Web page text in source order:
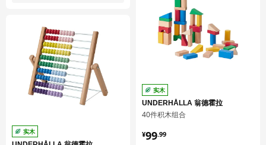
实木
实木
UNDERHÅLLA 翁德霍拉
40件积木组合
¥99.99
¥ 99.99